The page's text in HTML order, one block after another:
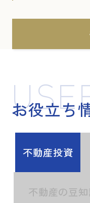
お役立ち
不動産投資
不動産の豆